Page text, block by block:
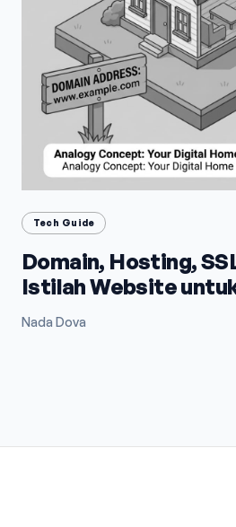
Tech Guide
Domain, Hosting,
Istilah Website
Gak Bingung)
Nada Dova